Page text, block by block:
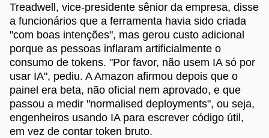
Treadwell, vice-presidente sênior da empresa, disse
a funcionários que a ferramenta havia sido criada
"com boas intenções", mas gerou custo adicional
porque as pessoas inflaram artificialmente o
consumo de tokens. "Por favor, não usem IA só por
usar IA", pediu. A Amazon afirmou depois que o
painel era beta, não oficial nem aprovado, e que
passou a medir "normalised deployments", ou seja,
engenheiros usando IA para escrever código útil,
em vez de contar token bruto.